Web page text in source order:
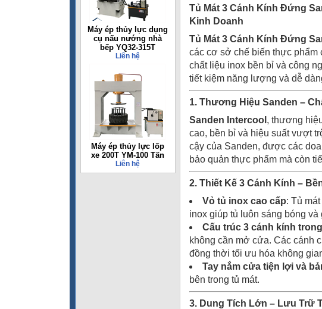
Máy ép thủy lực dụng
cụ nấu nướng nhà
bếp YQ32-315T
Liên hệ
Máy ép thủy lực lốp
xe 200T YM-100 Tấn
Liên hệ
Tủ Mát 3 Cánh Kính Đứng
Kinh Doanh
Tủ Mát 3 Cánh Kính Đứng
các cơ sở chế biến thực phẩm
chất liệu inox bền bỉ và công
tiết kiệm năng lượng và dễ
1. Thương Hiệu Sanden –
Sanden Intercool , thương
cao, bền bỉ và hiệu suất vượt
cậy của Sanden, được các
bảo quản thực phẩm mà còn
2. Thiết Kế 3 Cánh Kính –
Vỏ tủ inox cao cấp: Tủ
inox giúp tủ luôn sáng bóng
Cấu trúc 3 cánh kính
không cần mở cửa. Các cánh
đồng thời tối ưu hóa không
Tay nắm cửa tiện lợi và
bên trong tủ mát.
3. Dung Tích Lớn – Lưu Trữ